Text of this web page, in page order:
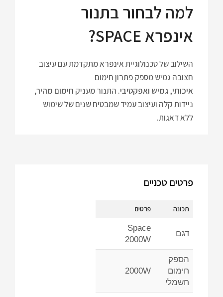
למה לבחור בתנור
אינפרא SPACE?
השילוב של טכנולוגיית אינפרא מתקדמת עם עיצוב
חצובה גמיש מספק פתרון חימום
איכותי, גמיש ואפקטיבי. התנור מעניק חימום מהיר,
ניידות קלה ועיצוב עמיד שמבטיח שנים של שימוש
ללא דאגות.
פרטים טכניים
תכונה פרטים
דגם
Space
2000W
הספק
חימום
חשמלי
2000W